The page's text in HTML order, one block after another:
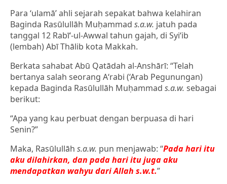
Para ‘ulamā’ ahli sejarah sepakat bahwa kelahiran
Baginda Rasūlullāh Muḥammad s.a.w. jatuh pada
tanggal 12 Rabī‘-ul-Awwal tahun gajah, di Syi‘ib
(lembah) Abī Thālib kota Makkah.
Berkata sahabat Abū Qatādah al-Anshārī: “Telah
bertanya salah seorang A‘rabi (‘Arab Pegunungan)
kepada Baginda Rasūlullāh Muḥammad s.a.w. sebagai
berikut:
“Apa yang kau perbuat dengan berpuasa di hari
Senin?”
Maka, Rasūlullāh s.a.w. pun menjawab: “Pada hari itu
aku dilahirkan, dan pada hari itu juga aku
mendapatkan wahyu dari Allah s.w.t.”